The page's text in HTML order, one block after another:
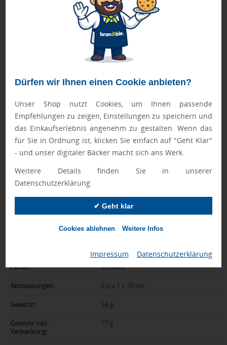
Dürfen wir Ihnen einen Cookie anbieten?
Unser Shop nutzt Cookies, um Ihnen passende
Empfehlungen zu zeigen, Einstellungen zu speichern und
das Einkaufserlebnis angenehm zu gestalten. Wenn das
für Sie in Ordnung ist, klicken Sie einfach auf "Geht Klar"
- und unser digitaler Bäcker macht sich ans Werk.
Weitere Details finden Sie in unserer
Datenschutzerklärung.
✔ Geht klar
Cookies ablehnen Weitere Infos
Impressum Datenschutzerklärung
recycelten Materialien.
Beim Kauf dieses Artikels profitieren Sie von 1 JAHR
GARANTIE auf Qualität und Funktionalität. Die Garantie
gilt nicht für die Werbeanbringung.
Bei Mengen ab 500 Stück bitte die Lieferzeit anfragen!
Geprüft von Ewa
Nur Produkte, die unserenQualitätscheckbestehen,
schaffen es in den Shop.Mehr erfahren
Ewa Engel,
Qualitätssicherung
064-P301.7501
Farbe: schwarz
Abmessungen: 6,6 x 1 x 10 cm
Gewicht: 68 g
Gewicht inkl.
Verpackung:
77 g